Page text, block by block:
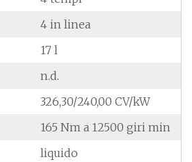
4 in linea
17 l
n.d.
326,30/240,00 CV/kW
165 Nm a 12500 giri min
liquido